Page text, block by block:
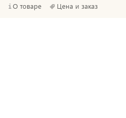
О товаре Цена и заказ